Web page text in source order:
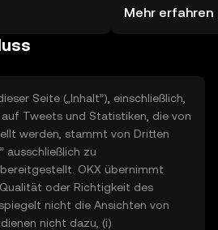
- niedriger als
Mehr erfahren
Seite („Inhalt”), einschließlich,
Tweets und Statistiken, die von
werden, stammt von Dritten
ausschließlich zu
OKX übernimmt
oder Richtigkeit des
nicht die Ansichten von
nicht dazu, (i)